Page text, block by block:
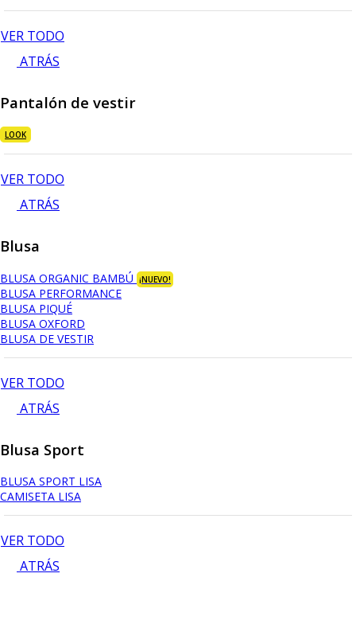
VER TODO
ATRÁS
Pantalón de vestir
LOOK
VER TODO
ATRÁS
Blusa
BLUSA ORGANIC BAMBÚ ¡NUEVO!
BLUSA PERFORMANCE
BLUSA PIQUÉ
BLUSA OXFORD
BLUSA DE VESTIR
VER TODO
ATRÁS
Blusa Sport
BLUSA SPORT LISA
CAMISETA LISA
VER TODO
ATRÁS